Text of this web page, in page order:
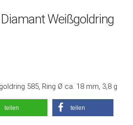
Weißgoldring
585, Ring Ø ca. 18 mm, 3,8 g
teilen teilen